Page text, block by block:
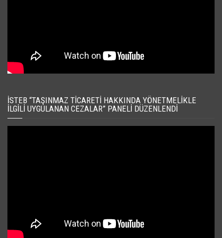
İSTEB “TAŞINMAZ TICARETI HAKKINDA YÖNETMELIKLE
İLGILI UYGULANAN CEZALAR” PANELI DÜZENLENDI